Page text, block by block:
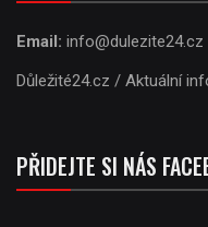
Email: info@dulezite24.cz
Důležité24.cz / Aktuální
PŘIDEJTE SI NÁS